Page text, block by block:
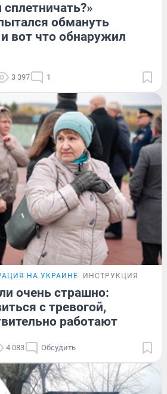
обмануть
вот что обнаружил
3 397 1
НА УКРАИНЕ ИНСТРУКЦИЯ
очень страшно:
с тревогой,
работают
4 083 Обсудить